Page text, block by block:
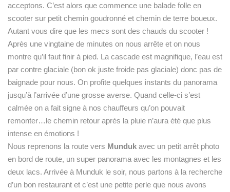
acceptons. C’est alors que commence une balade folle en
scooter sur petit chemin goudronné et chemin de terre boueux.
Autant vous dire que les mecs sont des chauds du scooter !
Après une vingtaine de minutes on nous arrête et on nous
montre qu’il faut finir à pied. La cascade est magnifique, l’eau est
par contre glaciale (bon ok juste froide pas glaciale) donc pas de
baignade pour nous. On profite quelques instants du panorama
jusqu’à l’arrivée d’une grosse averse. Quand celle-ci s’est
calmée on a fait signe à nos chauffeurs qu’on pouvait
remonter…le chemin retour après la pluie n’aura été que plus
intense en émotions !
Nous reprenons la route vers Munduk avec un petit arrêt photo
en bord de route, un super panorama avec les montagnes et les
deux lacs. Arrivée à Munduk le soir, nous partons à la recherche
d’un bon restaurant et c’est une petite perle que nous avons